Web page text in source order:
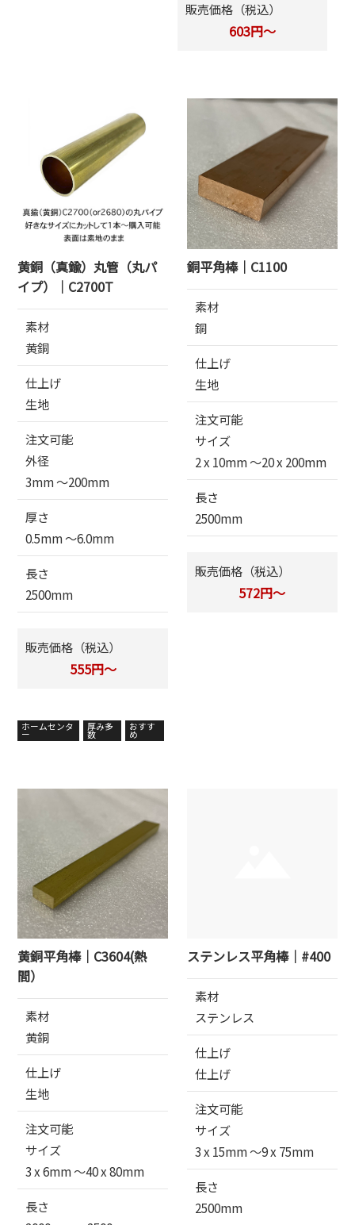
販売価格（税込）
603円～
黄銅（真鍮）丸管（丸パ
イプ）｜C2700T
素材
黄銅
仕上げ
生地
注文可能
外径
3mm 〜200mm
厚さ
0.5mm 〜6.0mm
長さ
2500mm
販売価格（税込）
555円～
ホームセンタ
ー
厚み多
数
おすす
め
銅平角棒｜C1100
素材
銅
仕上げ
生地
注文可能
サイズ
2 x 10mm 〜20 x 200mm
長さ
2500mm
販売価格（税込）
572円～
黄銅平角棒｜C3604(熱
間）
素材
黄銅
仕上げ
生地
注文可能
サイズ
3 x 6mm 〜40 x 80mm
長さ
ステンレス平角棒｜#400
素材
ステンレス
仕上げ
仕上げ
注文可能
サイズ
3 x 15mm 〜9 x 75mm
長さ
2500mm